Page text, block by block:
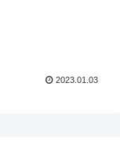
2023.01.03